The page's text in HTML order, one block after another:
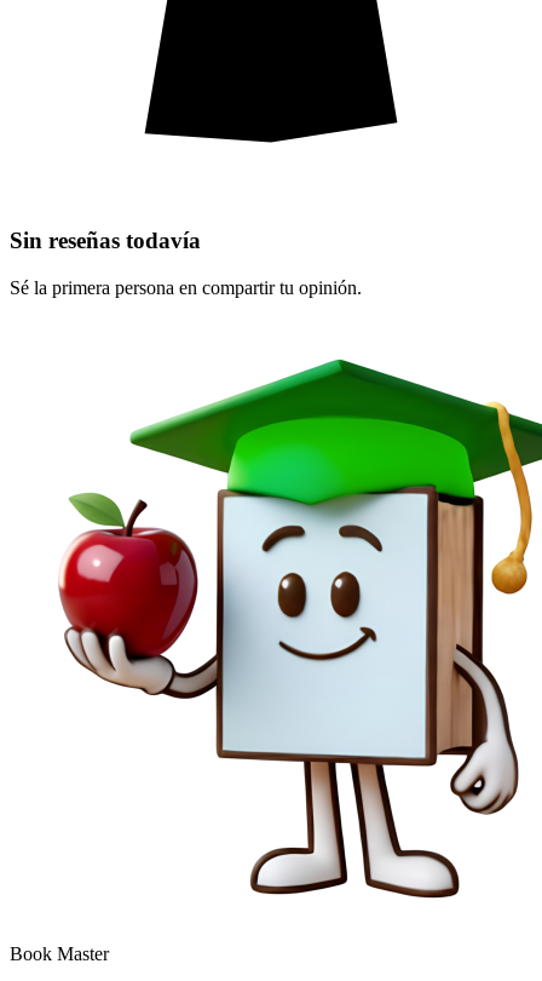
Sin reseñas todavía
Sé la primera persona en compartir tu opinión.
Book Master